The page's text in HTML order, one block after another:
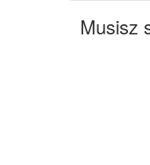
Musisz